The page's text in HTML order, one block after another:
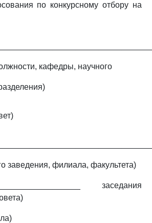
по конкурсному отбору на
кафедры, научного
заведения, филиала, факультета)
заседания